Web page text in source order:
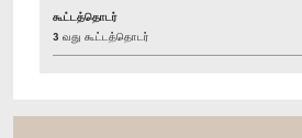
கூட்டத்தொடர்
3 வது கூட்டத்தொடர்